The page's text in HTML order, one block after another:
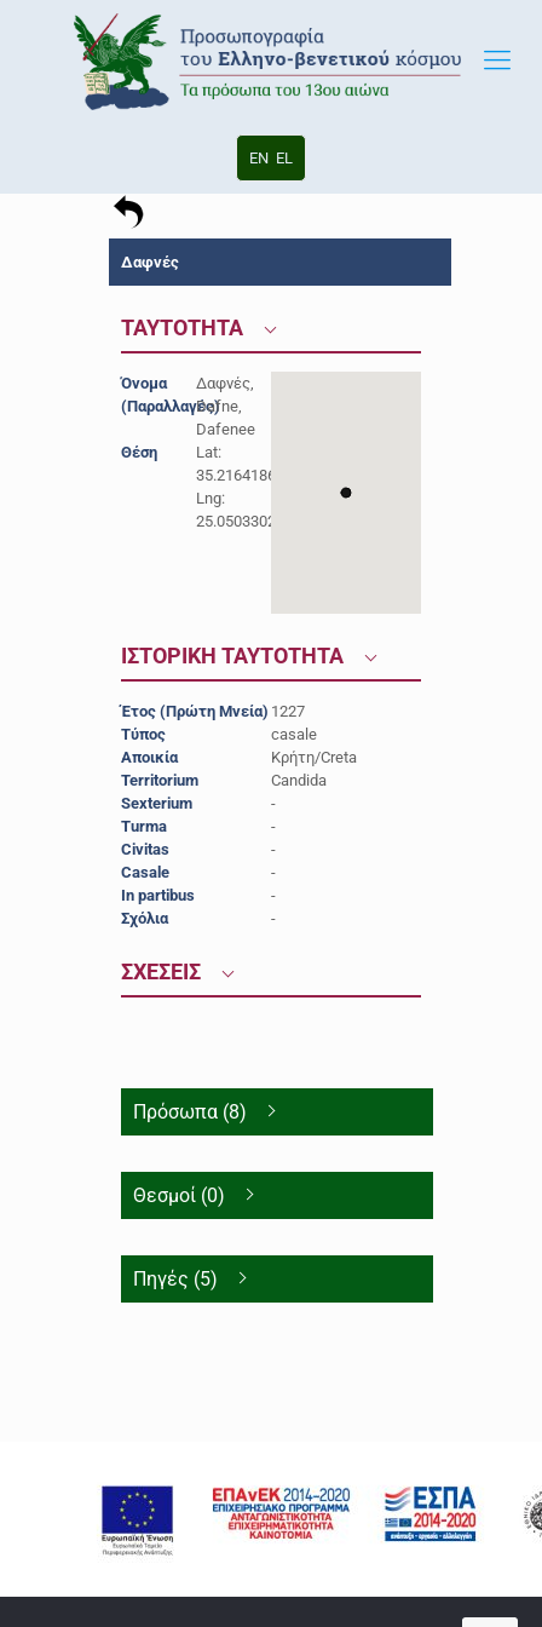
EN EL
Δαφνές
ΤΑΥΤΟΤΗΤΑ
Όνομα
(Παραλλαγές)
Δαφνές,
Dafne,
Dafenee
Θέση
Lat:
35.2164186
Lng:
25.0503302
ΙΣΤΟΡΙΚΗ ΤΑΥΤΟΤΗΤΑ
Έτος (Πρώτη Μνεία) 1227
Τύπος
casale
Αποικία
Κρήτη/Creta
Territorium
Candida
Sexterium
-
Turma
-
Civitas
-
Casale
-
In partibus
-
Σχόλια
-
ΣΧΕΣΕΙΣ
Πρόσωπα (8)
Θεσμοί (0)
Πηγές (5)